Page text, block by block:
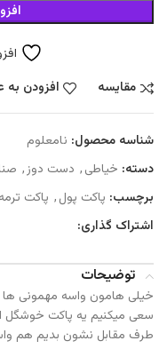
مقایسه
افزودن به
شناسه محصول: نامعلوم
دسته: خیاطی, دست دوز,
برچسب: پاکت پول, پاکت ترمه
اشتراک گذاری:
توضیحات
خیلی هامون واسه مهمونی
سعی میکنیم یه پاکت خوشگل
طرف مقابل نشون بدیم هم